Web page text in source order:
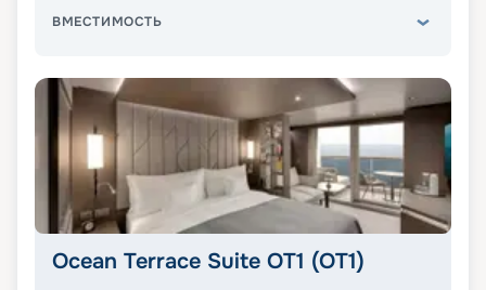
ВМЕСТИМОСТЬ
Ocean Terrace Suite OT1 (OT1)